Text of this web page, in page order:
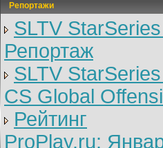
Репортажи
SLTV
Репортаж
SLTV
CS Global
Рейтинг
ProPlay.ru: